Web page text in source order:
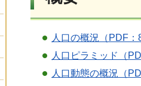
人口の概況（PDF：
人口ピラミッド（
人口動態の概況（